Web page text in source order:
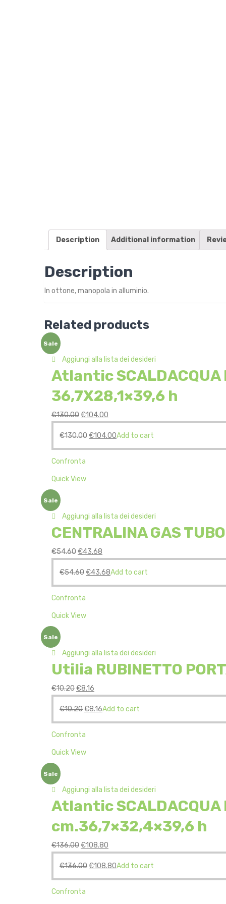
Description Additional information
Description
In ottone, manopola in alluminio.
Related products
Sale
Aggiungi alla lista dei desideri
Atlantic SCALDACQUA
36,7X28,1×39,6 h
€130.00€104.00
€130.00€104.00Add to cart
Confronta
Quick View
Sale
Aggiungi alla lista dei desideri
CENTRALINA GAS
€54.60€43.68
€54.60€43.68Add to cart
Confronta
Quick View
Sale
Aggiungi alla lista dei desideri
Utilia RUBINETTO
€10.20€8.16
€10.20€8.16Add to cart
Confronta
Quick View
Sale
Aggiungi alla lista dei desideri
Atlantic SCALDACQUA
cm.36,7×32,4×39,6 h
€136.00€108.80
€136.00€108.80Add to cart
Confronta